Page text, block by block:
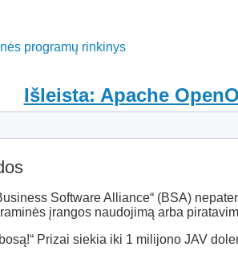
programų rinkinys
Išleista: Apache
Software Alliance“ (BSA)
įrangos naudojimą arba
Prizai siekia iki 1 milijono JAV